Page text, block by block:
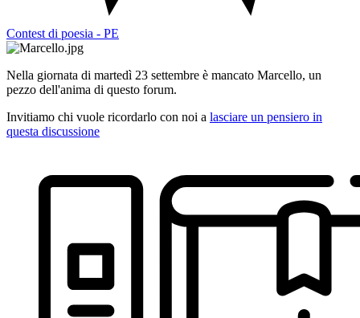
Contest di poesia - PE
Nella giornata di martedì 23 settembre è mancato Marcello, un
pezzo dell'anima di questo forum.
Invitiamo chi vuole ricordarlo con noi a lasciare un pensiero in
questa discussione